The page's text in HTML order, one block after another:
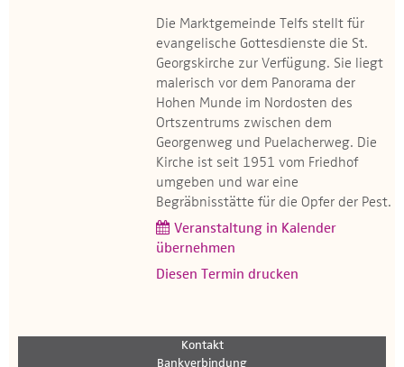
Die Marktgemeinde Telfs stellt für
evangelische Gottesdienste die St.
Georgskirche zur Verfügung. Sie liegt
malerisch vor dem Panorama der
Hohen Munde im Nordosten des
Ortszentrums zwischen dem
Georgenweg und Puelacherweg. Die
Kirche ist seit 1951 vom Friedhof
umgeben und war eine
Begräbnisstätte für die Opfer der Pest.​​
Veranstaltung in Kalender
übernehmen
Diesen Termin drucken
Kontakt
Bankverbindung